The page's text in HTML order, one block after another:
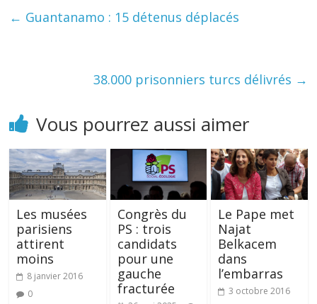
← Guantanamo : 15 détenus déplacés
38.000 prisonniers turcs délivrés →
Vous pourrez aussi aimer
Les musées
parisiens
attirent
moins
8 janvier 2016
0
Congrès du
PS : trois
candidats
pour une
gauche
fracturée
Le Pape met
Najat
Belkacem
dans
l’embarras
3 octobre 2016